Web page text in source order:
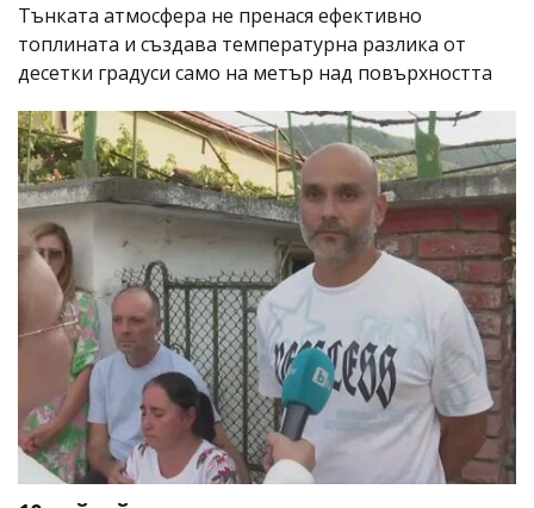
Тънката атмосфера не пренася ефективно
топлината и създава температурна разлика от
десетки градуси само на метър над повърхността